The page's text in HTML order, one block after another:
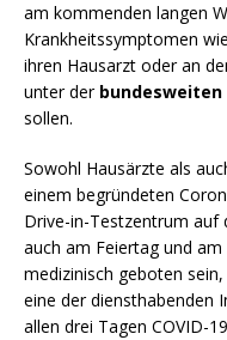
am kommenden langen
Krankheitssymptomen
ihren Hausarzt oder an
unter der bundesweiten
sollen.
Sowohl Hausärzte als
einem begründeten
Drive-in-Testzentrum auf
auch am Feiertag und
medizinisch geboten
eine der diensthabenden
allen drei Tagen COVID-